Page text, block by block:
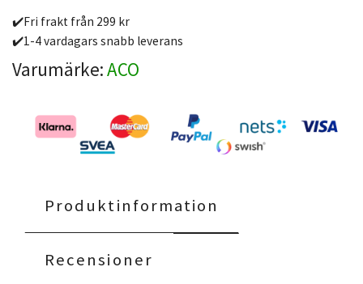
✔️Fri frakt från 299 kr
✔️1-4 vardagars snabb leverans
Varumärke:ACO
Produktinformation
Recensioner